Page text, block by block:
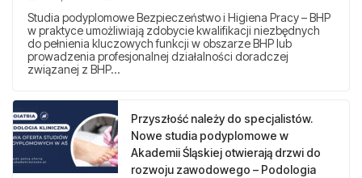
Studia podyplomowe Bezpieczeństwo i Higiena Pracy – BHP
w praktyce umożliwiają zdobycie kwalifikacji niezbędnych
do pełnienia kluczowych funkcji w obszarze BHP lub
prowadzenia profesjonalnej działalności doradczej
związanej z BHP…
Przyszłość należy do specjalistów.
Nowe studia podyplomowe w
Akademii Śląskiej otwierają drzwi do
rozwoju zawodowego – Podologia